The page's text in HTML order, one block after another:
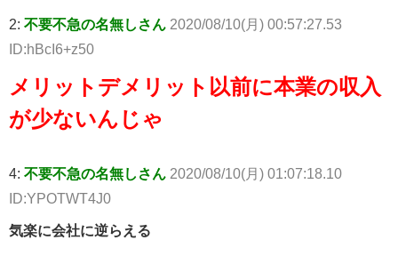
2: 不要不急の名無しさん 2020/08/10(月) 00:57:27.53
ID:hBcI6+z50
メリットデメリット以前に本業の収入
が少ないんじゃ
4: 不要不急の名無しさん 2020/08/10(月) 01:07:18.10
ID:YPOTWT4J0
気楽に会社に逆らえる